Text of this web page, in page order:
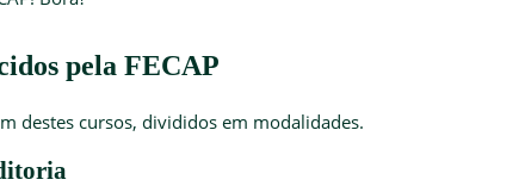
pela FECAP
destes cursos, divididos em modalidades.